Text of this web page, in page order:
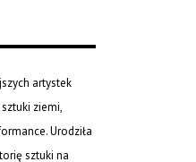
artystek
ziemi,
Urodziła
sztuki na